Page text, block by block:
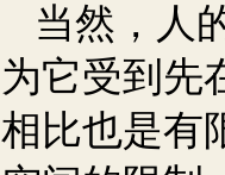
当然，人
为它受到先
相比也是有